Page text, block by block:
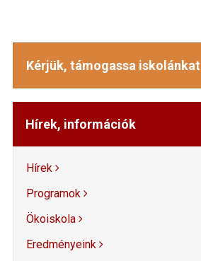
Kérjük, támogassa
Hírek, információk
Hírek
Programok
Ökoiskola
Eredményeink